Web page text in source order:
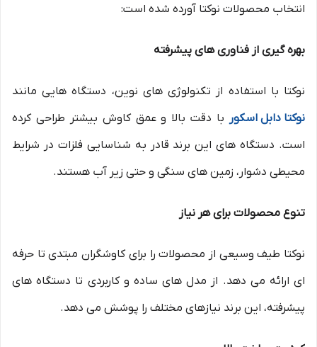
انتخاب محصولات نوکتا آورده شده است:
بهره گیری از فناوری های پیشرفته
نوکتا با استفاده از تکنولوژی های نوین، دستگاه هایی مانند
نوکتا دابل اسکور با دقت بالا و عمق کاوش بیشتر طراحی کرده
است. دستگاه های این برند قادر به شناسایی فلزات در شرایط
محیطی دشوار، زمین های سنگی و حتی زیر آب هستند.
تنوع محصولات برای هر نیاز
نوکتا طیف وسیعی از محصولات را برای کاوشگران مبتدی تا حرفه
ای ارائه می دهد. از مدل های ساده و کاربردی تا دستگاه های
پیشرفته، این برند نیازهای مختلف را پوشش می دهد.